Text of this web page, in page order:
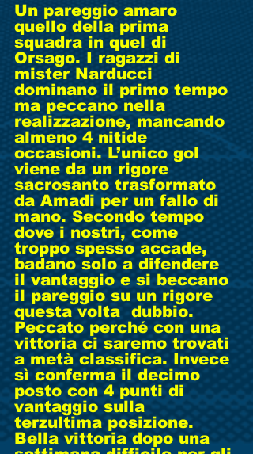
Un pareggio amaro
quello della prima
squadra in quel di
Orsago. I ragazzi di
mister Narducci
dominano il primo tempo
ma peccano nella
realizzazione, mancando
almeno 4 nitide
occasioni. L’unico gol
viene da un rigore
sacrosanto trasformato
da Amadi per un fallo di
mano. Secondo tempo
dove i nostri, come
troppo spesso accade,
badano solo a difendere
il vantaggio e si beccano
il pareggio su un rigore
questa volta  dubbio.
Peccato perché con una
vittoria ci saremo trovati
a metà classifica. Invece
sì conferma il decimo
posto con 4 punti di
vantaggio sulla
terzultima posizione.
Bella vittoria dopo una